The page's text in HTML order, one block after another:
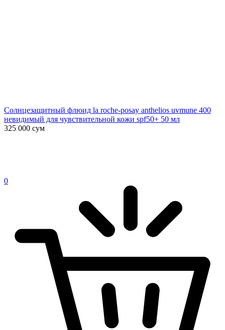
Солнцезащитный флюид la roche-posay anthelios uvmune 400
невидимый для чувствительной кожи spf50+ 50 мл
325 000 сум
0